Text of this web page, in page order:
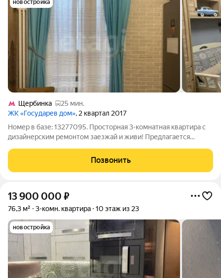
новостройка
Щербинка
25 мин.
ЖК «Государев дом», 2 квартал 2017
Номер в базе: 13277095. Просторная 3-комнатная квартира с
дизайнерским ремонтом заезжай и живи! Предлагается
планировкой «распашонка». Три изолированные комнаты, окна
на две стороны, просторная
Позвонить
13 900 000 ₽
76,3 м² 3-комн. квартира 10 этаж из 23
новостройка